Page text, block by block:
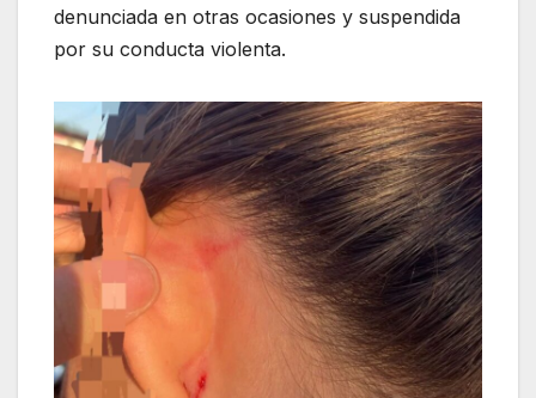
denunciada en otras ocasiones y suspendida
por su conducta violenta.